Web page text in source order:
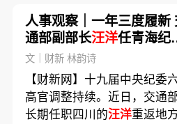
人事观察｜一年三度履新
通部副部长汪洋任青海纪
书记
文｜财新 林韵诗
【财新网】十九届中央纪委
高官调整持续。近日，交通
长期任职四川的汪洋重返地